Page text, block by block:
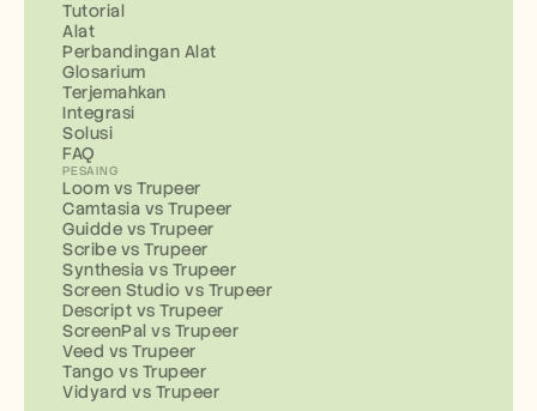
Tutorial
Alat
Perbandingan Alat
Glosarium
Terjemahkan
Integrasi
Solusi
FAQ
PESAING
Loom vs Trupeer
Camtasia vs Trupeer
Guidde vs Trupeer
Scribe vs Trupeer
Synthesia vs Trupeer
Screen Studio vs Trupeer
Descript vs Trupeer
ScreenPal vs Trupeer
Veed vs Trupeer
Tango vs Trupeer
Vidyard vs Trupeer